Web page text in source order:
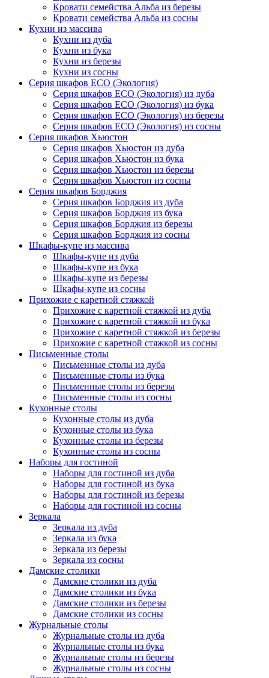
Кровати семейства Альба из березы
Кровати семейства Альба из сосны
Кухни из массива
Кухни из дуба
Кухни из бука
Кухни из березы
Кухни из сосны
Серия шкафов ECO (Экология)
Серия шкафов ECO (Экология) из дуба
Серия шкафов ECO (Экология) из бука
Серия шкафов ECO (Экология) из березы
Серия шкафов ECO (Экология) из сосны
Серия шкафов Хьюстон
Серия шкафов Хьюстон из дуба
Серия шкафов Хьюстон из бука
Серия шкафов Хьюстон из березы
Серия шкафов Хьюстон из сосны
Серия шкафов Борджия
Серия шкафов Борджия из дуба
Серия шкафов Борджия из бука
Серия шкафов Борджия из березы
Серия шкафов Борджия из сосны
Шкафы-купе из массива
Шкафы-купе из дуба
Шкафы-купе из бука
Шкафы-купе из березы
Шкафы-купе из сосны
Прихожие с каретной стяжкой
Прихожие с каретной стяжкой из дуба
Прихожие с каретной стяжкой из бука
Прихожие с каретной стяжкой из березы
Прихожие с каретной стяжкой из сосны
Письменные столы
Письменные столы из дуба
Письменные столы из бука
Письменные столы из березы
Письменные столы из сосны
Кухонные столы
Кухонные столы из дуба
Кухонные столы из бука
Кухонные столы из березы
Кухонные столы из сосны
Наборы для гостиной
Наборы для гостиной из дуба
Наборы для гостиной из бука
Наборы для гостиной из березы
Наборы для гостиной из сосны
Зеркала
Зеркала из дуба
Зеркала из бука
Зеркала из березы
Зеркала из сосны
Дамские столики
Дамские столики из дуба
Дамские столики из бука
Дамские столики из березы
Дамские столики из сосны
Журнальные столы
Журнальные столы из дуба
Журнальные столы из бука
Журнальные столы из березы
Журнальные столы из сосны